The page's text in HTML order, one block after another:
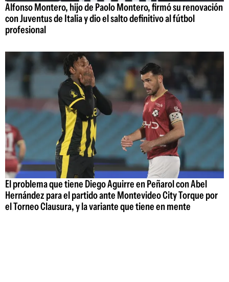
Alfonso Montero, hijo de Paolo Montero, firmó su renovación
con Juventus de Italia y dio el salto definitivo al fútbol
profesional
El problema que tiene Diego Aguirre en Peñarol con Abel
Hernández para el partido ante Montevideo City Torque por
el Torneo Clausura, y la variante que tiene en mente